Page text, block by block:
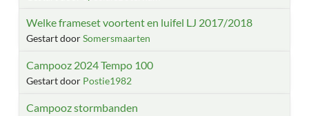
Welke frameset voortent en luifel LJ 2017/2018
Gestart doorSomersmaarten
Campooz 2024 Tempo 100
Gestart door Postie1982
Campooz stormbanden